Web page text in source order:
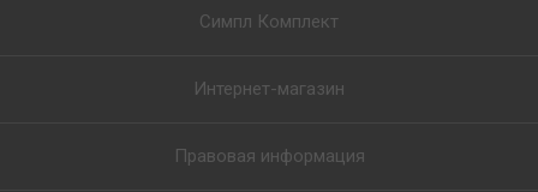
Симпл Комплект
Интернет-магазин
Правовая информация